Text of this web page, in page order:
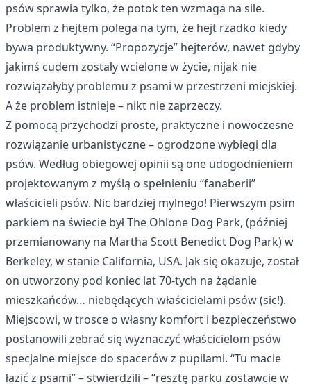
psów sprawia tylko, że potok ten wzmaga na sile.
Problem z hejtem polega na tym, że hejt rzadko kiedy
bywa produktywny. “Propozycje” hejterów, nawet gdyby
jakimś cudem zostały wcielone w życie, nijak nie
rozwiązałyby problemu z psami w przestrzeni miejskiej.
A że problem istnieje – nikt nie zaprzeczy.
Z pomocą przychodzi proste, praktyczne i nowoczesne
rozwiązanie urbanistyczne – ogrodzone wybiegi dla
psów. Według obiegowej opinii są one udogodnieniem
projektowanym z myślą o spełnieniu “fanaberii”
właścicieli psów. Nic bardziej mylnego! Pierwszym psim
parkiem na świecie był The Ohlone Dog Park, (później
przemianowany na Martha Scott Benedict Dog Park) w
Berkeley, w stanie California, USA. Jak się okazuje, został
on utworzony pod koniec lat 70-tych na żądanie
mieszkańców… niebędących właścicielami psów (sic!).
Miejscowi, w trosce o własny komfort i bezpieczeństwo
postanowili zebrać się wyznaczyć właścicielom psów
specjalne miejsce do spacerów z pupilami. “Tu macie
łazić z psami” – stwierdzili – “resztę parku zostawcie w